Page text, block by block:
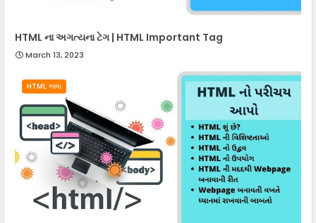
HTML ના અગત્યના ટેગ | HTML Important Tag
March 13, 2023
HTML ભાષા